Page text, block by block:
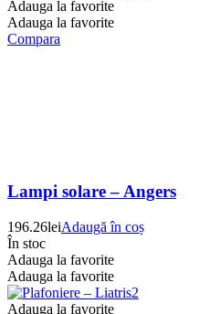
Adauga la favorite
Adauga la favorite
Compara
Lampi solare – Angers
196.26leiAdaugă în coș
În stoc
Adauga la favorite
Adauga la favorite
Adauga la favorite